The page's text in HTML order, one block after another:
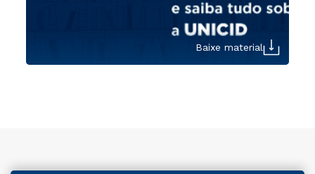
Baixe material